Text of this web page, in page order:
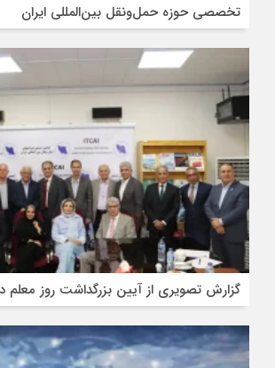
تخصصی حوزه حمل‌ونقل بین‌المللی ایران
گزارش تصویری از آیین بزرگداشت روز معلم